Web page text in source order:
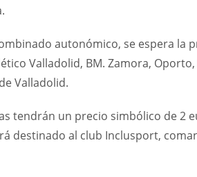
autonómico, se espera la
Valladolid, BM. Zamora,
Valladolid.
tendrán un precio simbólico de 2
destinado al club Inclusport,